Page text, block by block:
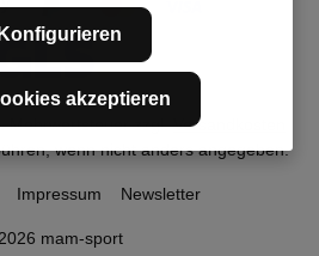
Mehrwertsteuer zzgl.Versandkosten
wenn nicht anders angegeben.
mam-sport
Impressum Newsletter
Konfigurieren
akzeptieren